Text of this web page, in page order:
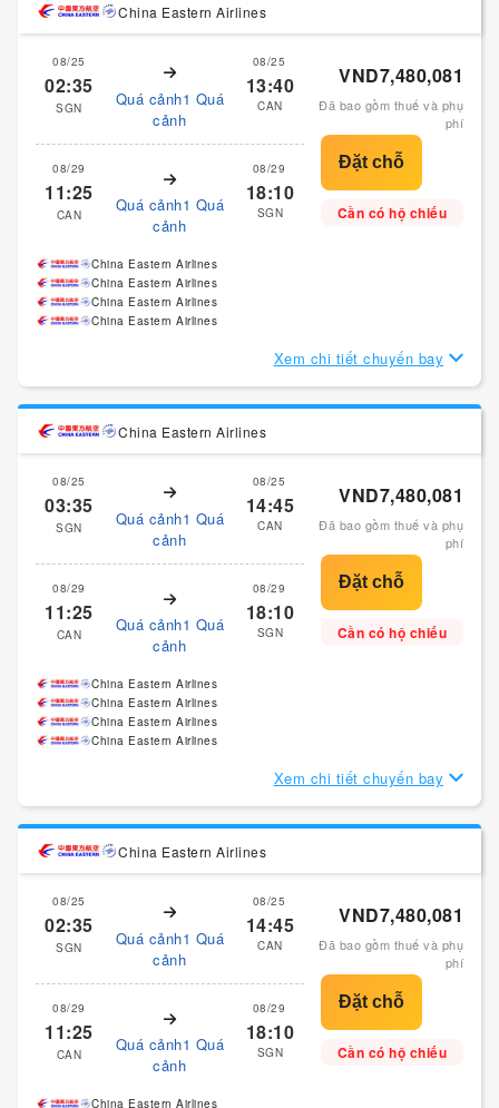
China Eastern Airlines
08/25
02:35
SGN
Quá cảnh1 Quá
cảnh
08/25
13:40
CAN
08/29
11:25
CAN
Quá cảnh1 Quá
cảnh
08/29
18:10
SGN
VND7,480,081
Đã bao gồm thuế và phụ
phí
Cần có hộ chiếu
China Eastern Airlines
China Eastern Airlines
China Eastern Airlines
China Eastern Airlines
Xem chi tiết chuyến bay
China Eastern Airlines
08/25
03:35
SGN
Quá cảnh1 Quá
cảnh
08/25
14:45
CAN
08/29
11:25
CAN
Quá cảnh1 Quá
cảnh
08/29
18:10
SGN
VND7,480,081
Đã bao gồm thuế và phụ
phí
Cần có hộ chiếu
China Eastern Airlines
China Eastern Airlines
China Eastern Airlines
China Eastern Airlines
Xem chi tiết chuyến bay
China Eastern Airlines
08/25
02:35
SGN
Quá cảnh1 Quá
cảnh
08/25
14:45
CAN
08/29
11:25
CAN
Quá cảnh1 Quá
cảnh
08/29
18:10
SGN
VND7,480,081
Đã bao gồm thuế và phụ
phí
Cần có hộ chiếu
China Eastern Airlines